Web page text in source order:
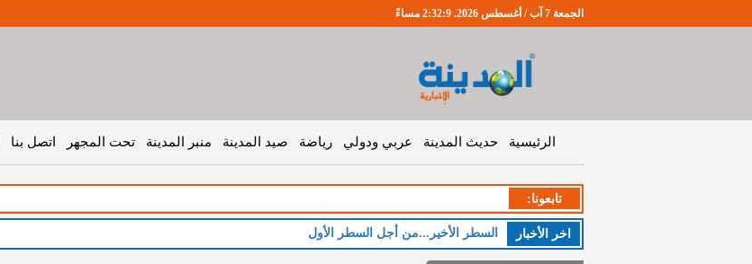
الجمعة 7 آب / أغسطس 2026. 2:32:10 مساءً
الرئيسية حديث المدينة عربي ودولي رياضة صيد المدينة منبر المدينة تحت المجهر اتصل بنا
تابعونا:
اخر اﻷخبار